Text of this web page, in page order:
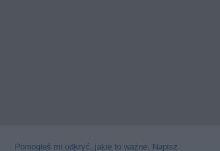
Pomogłeś mi odkryć, jakie to ważne. Napisz